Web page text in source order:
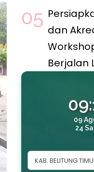
dan
Berjalan
09
24
KAB. BELITUNG